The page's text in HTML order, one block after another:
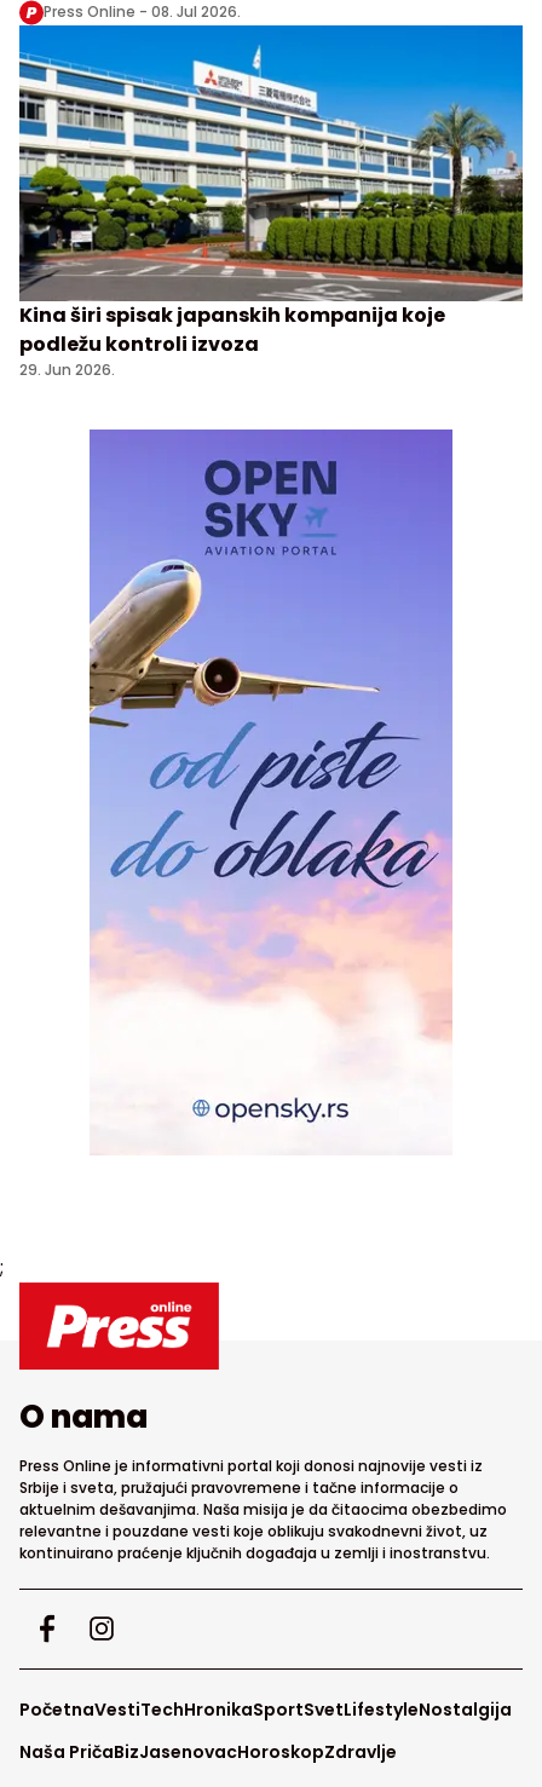
Press Online - 08. Jul 2026.
Kina širi spisak japanskih kompanija koje
podležu kontroli izvoza
29. Jun 2026.
;
O nama
Press Online je informativni portal koji donosi najnovije vesti iz
Srbije i sveta, pružajući pravovremene i tačne informacije o
aktuelnim dešavanjima. Naša misija je da čitaocima obezbedimo
relevantne i pouzdane vesti koje oblikuju svakodnevni život, uz
kontinuirano praćenje ključnih događaja u zemlji i inostranstvu.
PočetnaVestiTechHronikaSportSvetLifestyleNostalgija
Naša PričaBizJasenovacHoroskopZdravlje